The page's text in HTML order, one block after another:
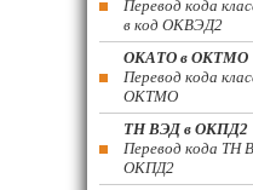
Перевод кода
в код ОКВЭД2
ОКАТО в ОКТМО
Перевод кода
ОКТМО
ТН ВЭД в ОКПД2
Перевод кода ТН
ОКПД2